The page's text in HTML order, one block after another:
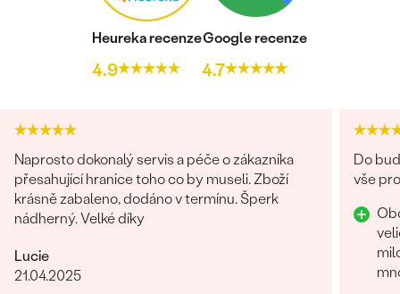
OBJEVIT
Heureka recenze
4.9
Google recenze
4.7
Naprosto dokonalý servis a péče o zákazníka
přesahující hranice toho co by museli. Zboží
krásně zabaleno, dodáno v termínu. Šperk
nádherný. Velké díky
Lucie
21.04.2025
Do
vše